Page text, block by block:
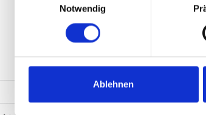
Notwendig
Ablehnen